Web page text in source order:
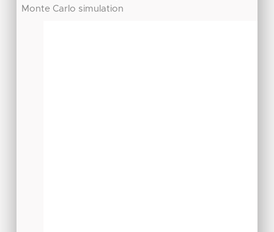
Monte Carlo simulation